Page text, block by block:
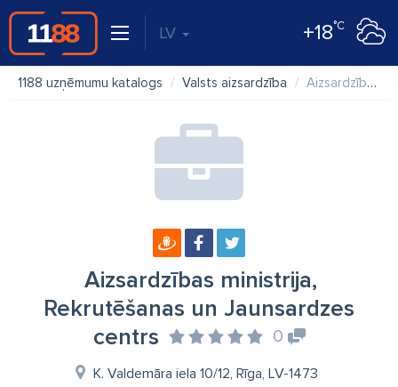
LV +18°C
1188 uzņēmumu katalogs Valsts aizsardzība Aizsardzības ministrija, Rekrutēšanas un Jaunsardzes centrs
Aizsardzības ministrija,
Rekrutēšanas un Jaunsardzes
centrs
0
K. Valdemāra iela 10/12, Rīga, LV-1473